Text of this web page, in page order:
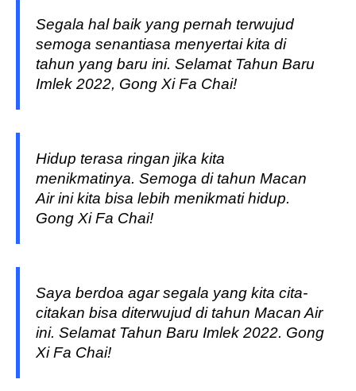
Segala hal baik yang pernah terwujud
semoga senantiasa menyertai kita di
tahun yang baru ini. Selamat Tahun Baru
Imlek 2022, Gong Xi Fa Chai!
Hidup terasa ringan jika kita
menikmatinya. Semoga di tahun Macan
Air ini kita bisa lebih menikmati hidup.
Gong Xi Fa Chai!
Saya berdoa agar segala yang kita cita-
citakan bisa diterwujud di tahun Macan Air
ini. Selamat Tahun Baru Imlek 2022. Gong
Xi Fa Chai!